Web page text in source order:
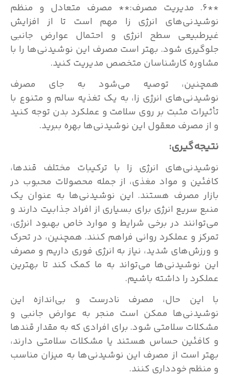
**۶. مدیریت مصرف:** مصرف متعادل و منظم
نوشیدنی‌های انرژی زا مهم است تا از افزایش
غیرطبیعی سطح انرژی و احتمال عوارض جانبی
جلوگیری شود. بهتر است مصرف این نوشیدنی‌ها را با
مشاوره کارشناسان متخصص مدیریت کنید.
همچنین، توصیه می‌شود به جای مصرف
نوشیدنی‌های انرژی زا، به یک تغذیه سالم و متنوع با
تأثیرات مثبت بر روی سلامت و عملکرد بدن توجه کنید
و از مصرف معقول این نوشیدنی‌ها بهره ببرید.
نتیجه‌گیری:
نوشیدنی‌های انرژی زا با ترکیبات مختلف قندها،
کافئین و مواد مغذی، از جمله محصولات محبوب در
بازار مصرف هستند. این نوشیدنی‌ها به عنوان یک
منبع سریع انرژی برای بسیاری از افراد جذابیت دارند و
می‌توانند در برخی شرایط و موارد خاص بهبود انرژی،
تمرکز و عملکرد روانی فراهم کنند. همچنین، در تحرک
و ورزش‌های شدید، نیاز به انرژی فوری داریم و مصرف
این نوشیدنی‌ها می‌تواند به ما کمک کند تا بهترین
عملکرد را داشته باشیم.
با این حال، مصرف نادرست و بی‌اندازه این
نوشیدنی‌ها ممکن است منجر به عوارض جانبی و
مشکلات سلامتی شود. برای افرادی که به مقدار قندها
و کافئین حساس هستند یا مشکلات سلامتی دارند،
بهتر است از مصرف این نوشیدنی‌ها به میزان مناسب
و منظم خودداری کنند.